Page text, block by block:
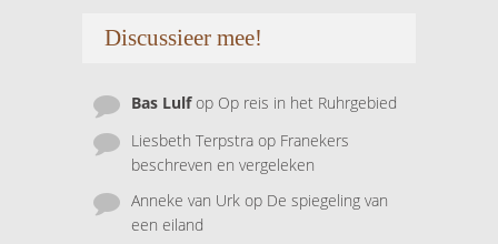
Discussieer mee!
Bas Lulfop Op reis in het Ruhrgebied
Liesbeth Terpstra op Franekers
beschreven en vergeleken
Anneke van Urk op De spiegeling van
een eiland